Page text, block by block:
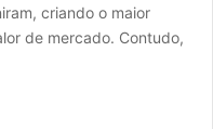
criando o maior
de mercado. Contudo,